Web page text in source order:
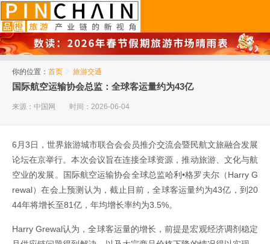
你的位置： 首页 > 旅游交通
国际航空运输协会总监：全球客运量约为43亿
来源：中国网 时间：2026-06-04
6月3日，世界旅游城市联合会会员推介交流会暨民航文旅融合发展
论坛在京举行。本次会议旨在连接全球资源，推动旅游、文化与航
空业的发展。国际航空运输协会全球总监哈利•格罗夫尔（Harry G
rewal）在会上预测认为，截止目前，全球客运量约为43亿，到20
44年将增长至81亿，年均增长率约为3.5%。
Harry Grewal认为，全球客运量的增长，前提是宏观经济调剂稳定